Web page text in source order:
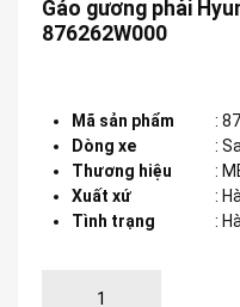
Gáo gương phải
876262W000
Mã sản phẩm :
Dòng xe
:
Thương hiệu
:
Xuất xứ
:
Tình trạng
: